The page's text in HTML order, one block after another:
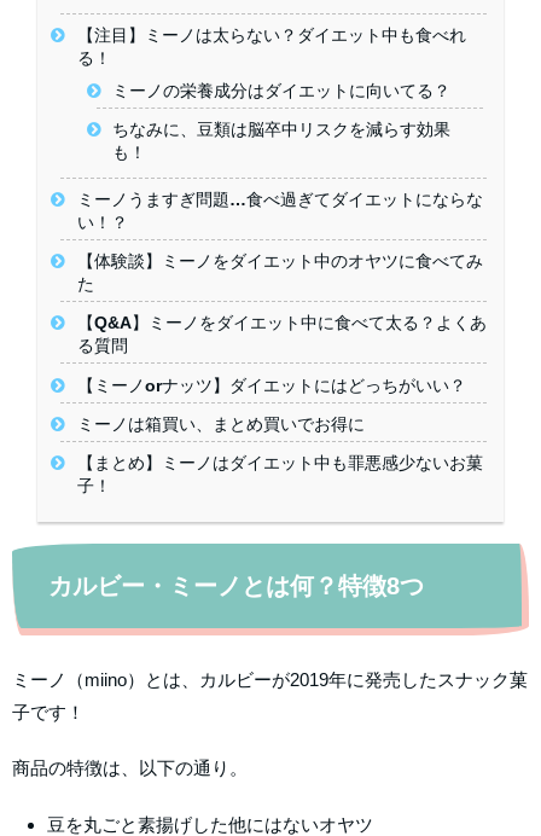
【注目】ミーノは太らない？ダイエット中も食べれ
る！
ミーノの栄養成分はダイエットに向いてる？
ちなみに、豆類は脳卒中リスクを減らす効果
も！
ミーノうますぎ問題…食べ過ぎてダイエットにならな
い！？
【体験談】ミーノをダイエット中のオヤツに食べてみ
た
【Q&A】ミーノをダイエット中に食べて太る？よくあ
る質問
【ミーノorナッツ】ダイエットにはどっちがいい？
ミーノは箱買い、まとめ買いでお得に
【まとめ】ミーノはダイエット中も罪悪感少ないお菓
子！
カルビー・ミーノとは何？特徴8つ
ミーノ（miino）とは、カルビーが2019年に発売したスナック菓
子です！
商品の特徴は、以下の通り。
豆を丸ごと素揚げした他にはないオヤツ